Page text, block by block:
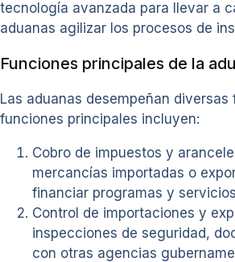
tecnología avanzada para llevar a
aduanas agilizar los procesos de
Funciones principales de la
Las aduanas desempeñan
funciones principales incluyen:
Cobro de impuestos y
mercancías importadas o
financiar programas y
Control de importaciones y
inspecciones de seguridad,
con otras agencias